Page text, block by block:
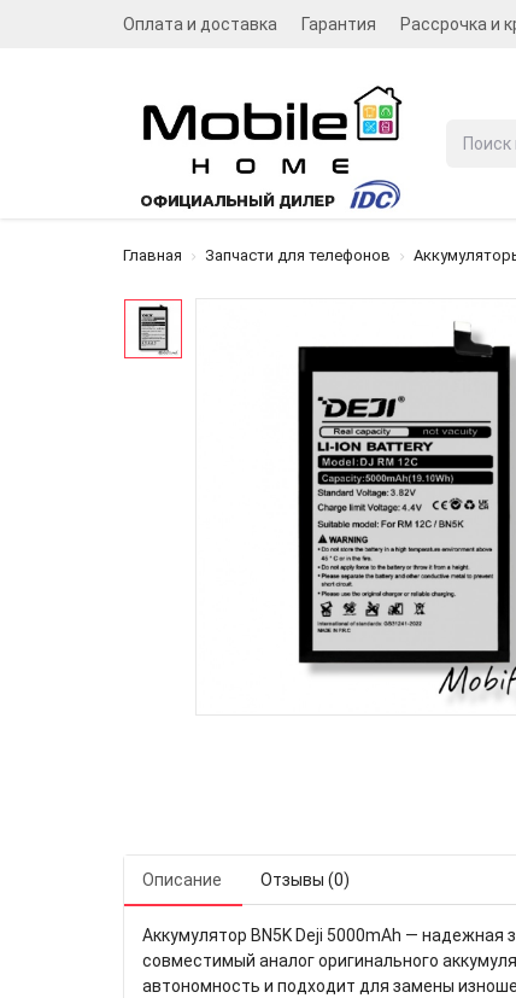
Оплата и доставка Гарантия Рассрочка и
Главная Запчасти для телефонов
Описание Отзывы (0)
Аккумулятор BN5K Deji 5000mAh — надежная
совместимый аналог оригинального
автономность и подходит для замены